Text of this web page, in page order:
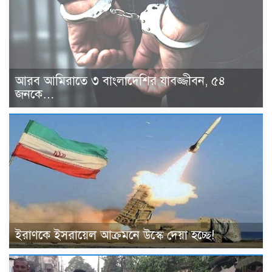
আরব আমিরাতে ৩ বাংলাদেশির যাবজ্জীবন, ৫৪
জনকে…
ইরাণকে ইসরায়েল আক্রমনে উস্কে দেয়া হচ্ছে!